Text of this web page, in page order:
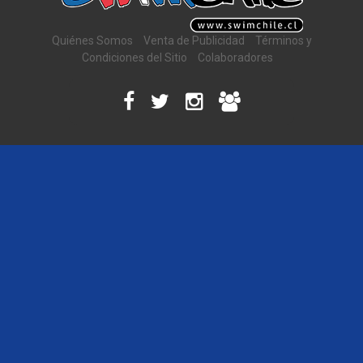
Quiénes Somos Venta de Publicidad
Términos y
Condiciones del Sitio
Colaboradores